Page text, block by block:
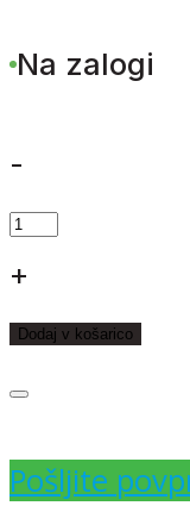
Na zalogi
-
TRAK
TAFT
ROZA
15mm
količina
+
Dodaj v košarico
Pošljite